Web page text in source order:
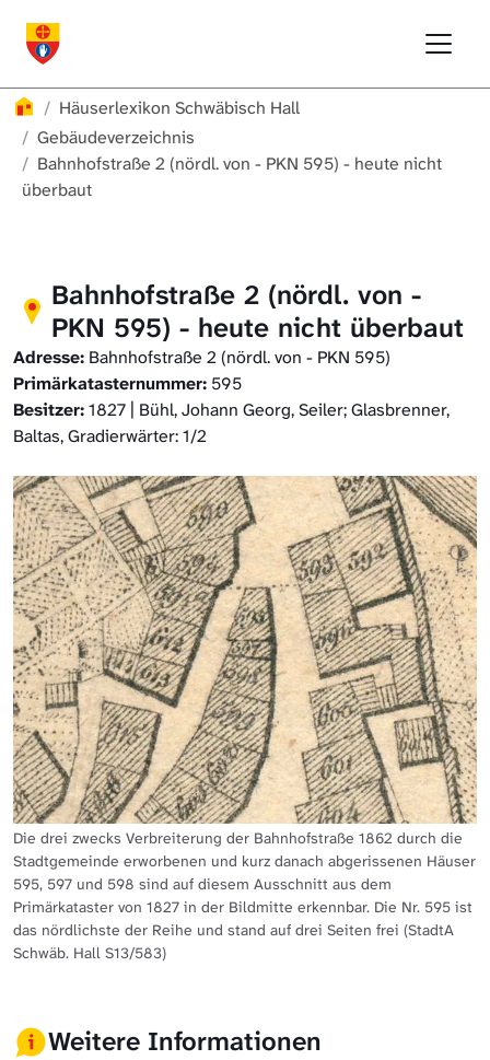
Häuserlexikon
Häuserlexikon Schwäbisch Hall
Gebäudeverzeichnis
Bahnhofstraße 2 (nördl. von - PKN 595) - heute nicht
überbaut
Bahnhofstraße 2 (nördl. von -
PKN 595) - heute nicht überbaut
Adresse: Bahnhofstraße 2 (nördl. von - PKN 595)
Primärkatasternummer: 595
Besitzer:1827 | Bühl, Johann Georg, Seiler; Glasbrenner,
Baltas, Gradierwärter: 1/2
Die drei zwecks Verbreiterung der Bahnhofstraße 1862 durch die
Stadtgemeinde erworbenen und kurz danach abgerissenen Häuser
595, 597 und 598 sind auf diesem Ausschnitt aus dem
Primärkataster von 1827 in der Bildmitte erkennbar. Die Nr. 595 ist
das nördlichste der Reihe und stand auf drei Seiten frei (StadtA
Schwäb. Hall S13/583)
Weitere Informationen
Häuserlexikon Steinbach